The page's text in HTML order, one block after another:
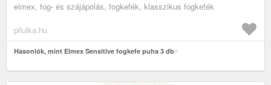
elmex, fog- és szájápolás, fogkefék, klasszikus fogkefék
pilulka.hu
Hasonlók, mint Elmex Sensitive fogkefe puha 3 db